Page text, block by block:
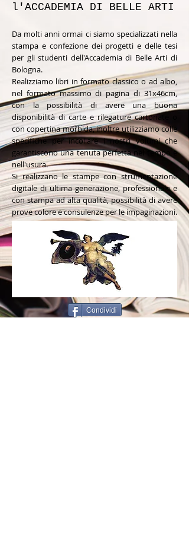
l'ACCADEMIA DI BELLE ARTI
Da molti anni ormai ci siamo specializzati nella
stampa e confezione dei progetti e delle tesi
per gli studenti dell'Accademia di Belle Arti di
Bologna.
Realizziamo libri in formato classico o ad albo,
nel formato massimo di pagina di 31x46cm,
con la possibilità di avere una buona
disponibilità di carte e rilegature cartonate o
con copertina morbida, inoltre utilizziamo colle
specifiche per incollare i nostri volumi che
garantiscono una tenuta perfetta nel tempo e
nell'usura.
Si realizzano le stampe con strumentazione
digitale di ultima generazione, professionale e
con stampa ad alta qualità, possibilità di avere
prove colore e consulenze per le impaginazioni.
Condividi